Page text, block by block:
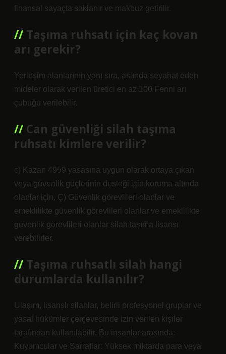
finansal sayaçta saklanır ve makbuz getirilir.
Taşıma ruhsatı için kaç kovan
arı gerekir?
Yerleşim alanlarının yanı sıra, aslında seyahat eden
mideler olarak verilen üretici en az 100 Fenni arı
çubuğu verilebilir.
Can güvenliği silah taşıma
ruhsatı kimlere verilir?
c) Kazan 4959 yasasına uygun olarak ortaya çıkan
veya güvenlik güçlerinin desteği için koruma altında
olanlar için, Ç) Güvenlik görevlileri olanlar ve
emeklilikte güvenlik görevlileri olanlar ve emeklilikte
güvenlik görevlileri olanlar silah taşıma lisansı
verebilirler.
Taşıma ruhsatlı silah hangi
durumlarda kullanılır?
Ulaşım, lisanslı silahlar, belirli profesyonel gruplar ve
yasal hükümler çerçevesinde izin verilen kişiler
tarafından kullanılabilir. Bu insanlar arasında:
Kuyumcular ve Sarraflar: Yüksek miktarda para veya